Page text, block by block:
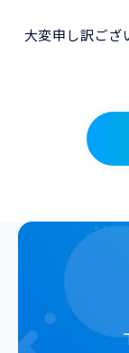
大変申し訳ござ